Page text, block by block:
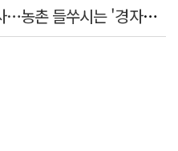
정부 느닷없는 농지 전수조사…농촌 들쑤시는 '경자유전'의 칼날